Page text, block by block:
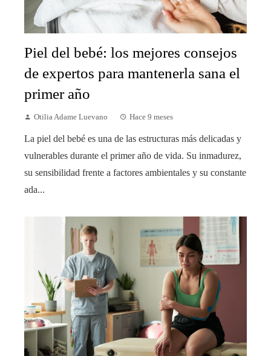
Piel del bebé: los mejores consejos
de expertos para mantenerla sana el
primer año
Otilia Adame Luevano Hace 9 meses
La piel del bebé es una de las estructuras más delicadas y
vulnerables durante el primer año de vida. Su inmadurez,
su sensibilidad frente a factores ambientales y su constante
ada...